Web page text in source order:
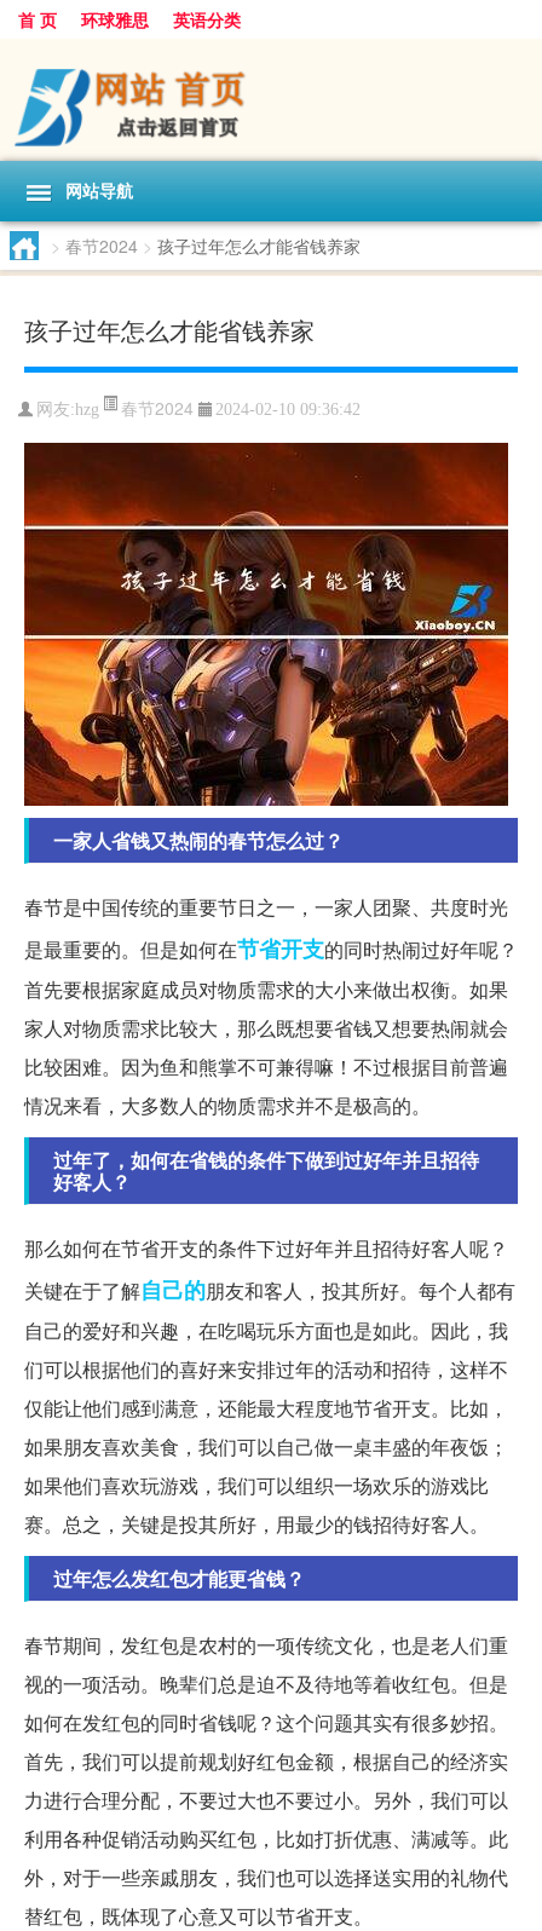
首 页 环球雅思 英语分类
网站导航
> 春节2024 > 孩子过年怎么才能省钱养家
孩子过年怎么才能省钱养家
网友:hzg 春节2024 2024-02-10 09:36:42
一家人省钱又热闹的春节怎么过？
春节是中国传统的重要节日之一，一家人团聚、共度时光
是最重要的。但是如何在节省开支的同时热闹过好年呢？
首先要根据家庭成员对物质需求的大小来做出权衡。如果
家人对物质需求比较大，那么既想要省钱又想要热闹就会
比较困难。因为鱼和熊掌不可兼得嘛！不过根据目前普遍
情况来看，大多数人的物质需求并不是极高的。
过年了，如何在省钱的条件下做到过好年并且招待
好客人？
那么如何在节省开支的条件下过好年并且招待好客人呢？
关键在于了解自己的朋友和客人，投其所好。每个人都有
自己的爱好和兴趣，在吃喝玩乐方面也是如此。因此，我
们可以根据他们的喜好来安排过年的活动和招待，这样不
仅能让他们感到满意，还能最大程度地节省开支。比如，
如果朋友喜欢美食，我们可以自己做一桌丰盛的年夜饭；
如果他们喜欢玩游戏，我们可以组织一场欢乐的游戏比
赛。总之，关键是投其所好，用最少的钱招待好客人。
过年怎么发红包才能更省钱？
春节期间，发红包是农村的一项传统文化，也是老人们重
视的一项活动。晚辈们总是迫不及待地等着收红包。但是
如何在发红包的同时省钱呢？这个问题其实有很多妙招。
首先，我们可以提前规划好红包金额，根据自己的经济实
力进行合理分配，不要过大也不要过小。另外，我们可以
利用各种促销活动购买红包，比如打折优惠、满减等。此
外，对于一些亲戚朋友，我们也可以选择送实用的礼物代
替红包，既体现了心意又可以节省开支。